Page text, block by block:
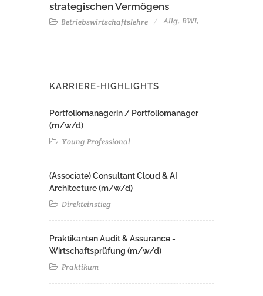
strategischen Vermögens
Betriebswirtschaftslehre Allg. BWL
KARRIERE-HIGHLIGHTS
Portfoliomanagerin / Portfoliomanager
(m/w/d)
Young Professional
(Associate) Consultant Cloud & AI
Architecture (m/w/d)​ ​
Direkteinstieg
Praktikanten Audit & Assurance -
Wirtschaftsprüfung (m/w/d)
Praktikum